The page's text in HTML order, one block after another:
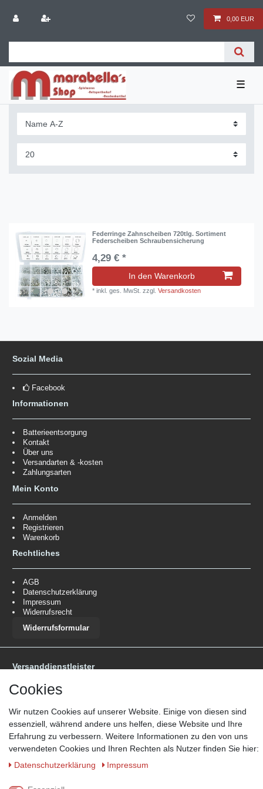
0,00 EUR
☰
Federringe Zahnscheiben 720tlg. Sortiment
Federscheiben Schraubensicherung
4,29 € *
In den Warenkorb
*inkl. ges. MwSt. zzgl.Versandkosten
Sozial Media
Facebook
Informationen
Batterieentsorgung
Kontakt
Über uns
Versandarten & -kosten
Zahlungsarten
Mein Konto
Anmelden
Registrieren
Warenkorb
Rechtliches
AGB
Datenschutzerklärung
Impressum
Widerrufsrecht
Widerrufsformular
Versanddienstleister
*Lieferzeit: 1-3 Werktage / 4-5 Werktage - je nach Artikelgruppe.
Informationen
Zahlungsmöglichkeiten
Cookies
Wir nutzen Cookies auf unserer Website. Einige von diesen sind
essenziell, während andere uns helfen, diese Website und Ihre
Erfahrung zu verbessern. Weitere Informationen zu den von uns
verwendeten Cookies und Ihren Rechten als Nutzer finden Sie hier:
Daten­schutz­erklärung
Impressum